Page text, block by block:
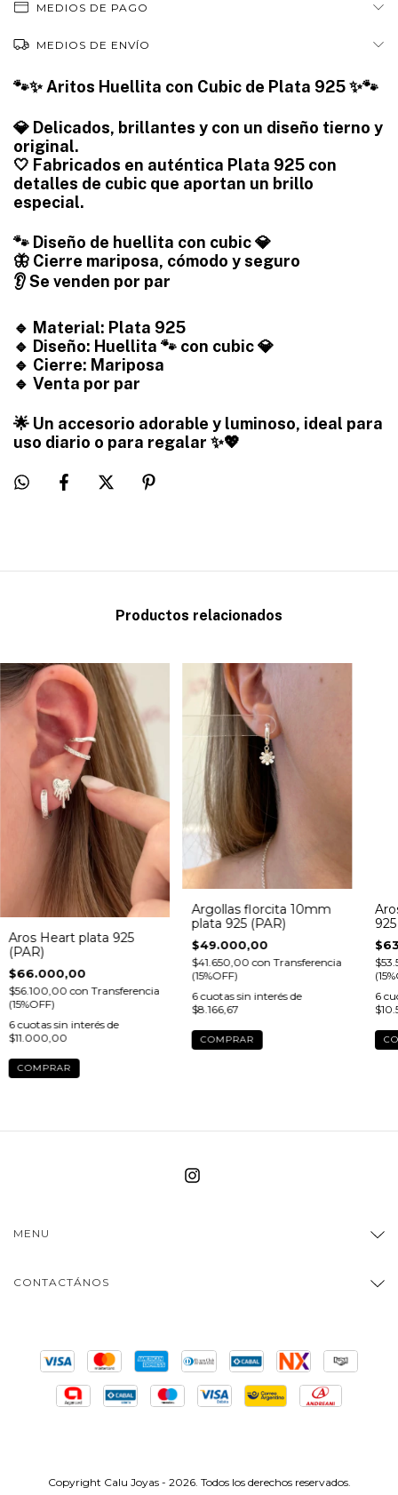
MEDIOS DE PAGO
MEDIOS DE ENVÍO
🐾✨ Aritos Huellita con Cubic de Plata 925 ✨🐾
💎 Delicados, brillantes y con un diseño tierno y
original.
🤍 Fabricados en auténtica Plata 925 con
detalles de cubic que aportan un brillo
especial.
🐾 Diseño de huellita con cubic 💎
🦋 Cierre mariposa, cómodo y seguro
👂 Se venden por par
🔹 Material: Plata 925
🔹 Diseño: Huellita 🐾 con cubic 💎
🔹 Cierre: Mariposa
🔹 Venta por par
🌟 Un accesorio adorable y luminoso, ideal para
uso diario o para regalar ✨💖
Productos relacionados
Aros Heart plata 925
(PAR)
$66.000,00
$56.100,00con Transferencia
(15%OFF)
6 cuotas sin interés de
$11.000,00
Argollas florcita 10mm
plata 925 (PAR)
$49.000,00
$41.650,00con Transferencia
(15%OFF)
6 cuotas sin interés de
$8.166,67
6
MENU
CONTACTÁNOS
Copyright Calu Joyas - 2026. Todos los derechos reservados.